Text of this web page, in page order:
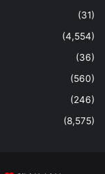
(31)
(4,554)
(36)
(560)
(246)
(8,575)